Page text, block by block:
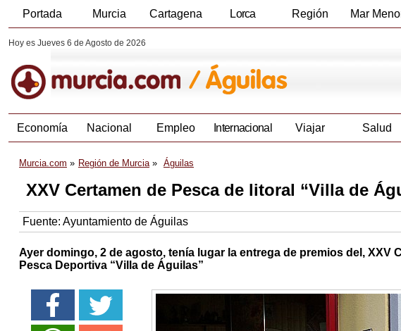
Portada Murcia Cartagena Lorca Región Mar
Hoy es Jueves 6 de Agosto de 2026
Economía Nacional Empleo Internacional Viajar Salud
Murcia.com Región de Murcia Águilas
XXV Certamen de Pesca de litoral “Villa de
Fuente: Ayuntamiento de Águilas
Ayer domingo, 2 de agosto, tenía lugar la entrega de premios del, XXV
Pesca Deportiva “Villa de Águilas”